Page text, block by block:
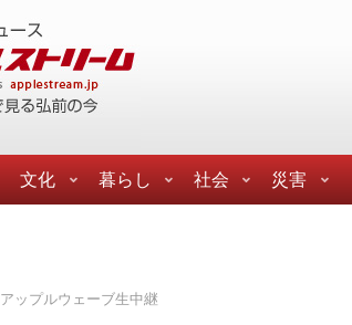
文化 暮らし 社会 災害
アップルウェーブ生中継